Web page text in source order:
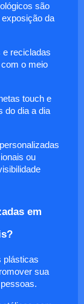
são
da
e recicladas
o meio
touch e
do dia a dia
ou
em
plásticas
sua